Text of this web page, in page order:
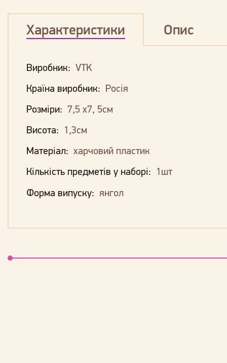
Характеристики Опис
Виробник: VTK
Країна виробник: Росія
Розміри: 7,5 х7, 5см
Висота: 1,3см
Матеріал: харчовий пластик
Кількість предметів у наборі: 1шт
Форма випуску: янгол